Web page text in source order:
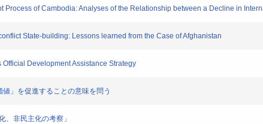
Process of Cambodia: Analyses of the Relationship between a Decline in
State-building: Lessons learned from the Case of Afghanistan
Official Development Assistance Strategy
」を促進することの意味を問う
、非民主化の考察」